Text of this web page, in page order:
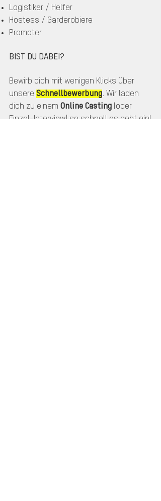
Logistiker / Helfer
Hostess / Garderobiere
Promoter
BIST DU DABEI?
Bewirb dich mit wenigen Klicks über
unsere Schnellbewerbung. Wir laden
dich zu einem Online Casting (oder
Einzel-Interview) so schnell es geht ein!